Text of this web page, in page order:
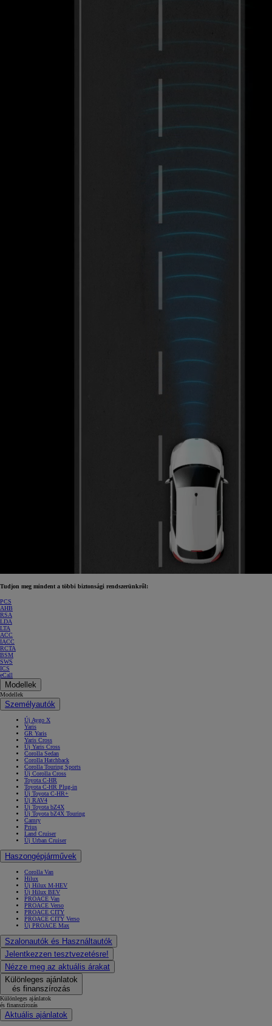
Tudjon meg mindent a többi biztonsági rendszerünkről:
PCS
AHB
RSA
LDA
LTA
ACC
IACC
RCTA
BSM
SWS
ICS
eCall
Modellek
Modellek
Személyautók
Új Aygo X
Yaris
GR Yaris
Yaris Cross
Új Yaris Cross
Corolla Sedan
Corolla Hatchback
Corolla Touring Sports
Új Corolla Cross
Toyota C-HR
Toyota C-HR Plug-in
Új Toyota C-HR+
Új RAV4
Új Toyota bZ4X
Új Toyota bZ4X Touring
Camry
Prius
Land Cruiser
Új Urban Cruiser
Haszongépjárművek
Corolla Van
Hilux
Új Hilux M-HEV
Új Hilux BEV
PROACE Van
PROACE Verso
PROACE CITY
PROACE CITY Verso
Új PROACE Max
Szalonautók és Használtautók
Jelentkezzen tesztvezetésre!
Nézze meg az aktuális árakat
Különleges ajánlatok
és finanszírozás
Különleges ajánlatok
és finanszírozás
Aktuális ajánlatok